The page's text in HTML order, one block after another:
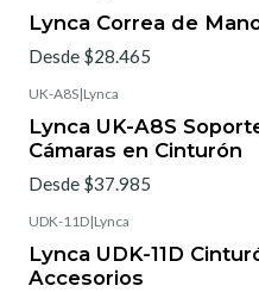
Lynca Correa de
Desde $28.465
UK-A8S|Lynca
Lynca UK-A8S
Cámaras en Cinturón
Desde $37.985
UDK-11D|Lynca
Lynca UDK-11D
Accesorios